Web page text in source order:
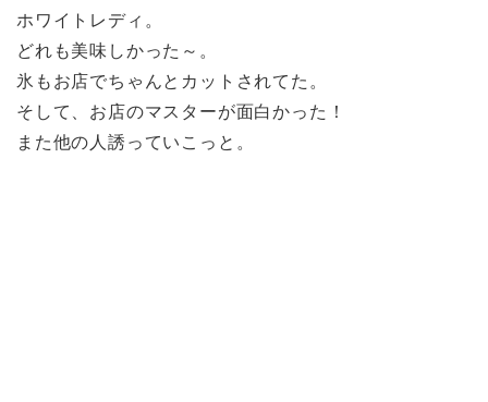
ホワイトレディ。
どれも美味しかった～。
氷もお店でちゃんとカットされてた。
そして、お店のマスターが面白かった！
また他の人誘っていこっと。